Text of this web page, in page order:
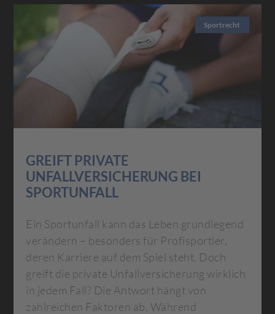
Sportrecht
GREIFT PRIVATE
UNFALLVERSICHERUNG BEI
SPORTUNFALL
Ein Sportunfall kann das Leben grundlegend
verändern – besonders für Profisportler,
deren Karriere auf dem Spiel steht. Doch
greift die private Unfallversicherung wirklich
in jedem Fall? Die Antwort hängt von
zahlreichen Faktoren ab. Während